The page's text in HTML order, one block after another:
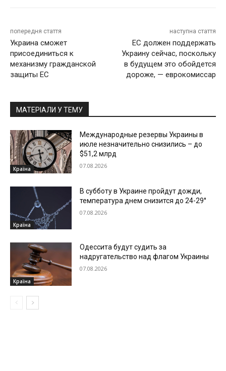
попередня стаття
Украина сможет
присоединиться к
механизму гражданской
защиты ЕС
наступна стаття
ЕС должен поддержать
Украину сейчас, поскольку
в будущем это обойдется
дороже, — еврокомиссар
МАТЕРІАЛИ У ТЕМУ
Країна
Международные резервы Украины в
июле незначительно снизились – до
$51,2 млрд
07.08.2026
Країна
В субботу в Украине пройдут дожди,
температура днем снизится до 24-29°
07.08.2026
Країна
Одессита будут судить за
надругательство над флагом Украины
07.08.2026